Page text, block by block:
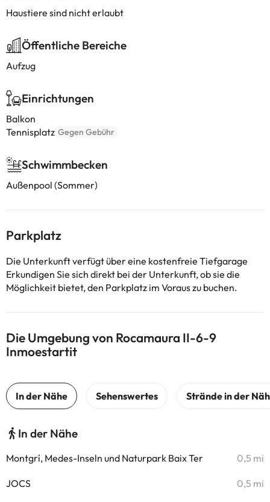
Haustiere sind nicht erlaubt
Öffentliche Bereiche
Aufzug
Einrichtungen
Balkon
Tennisplatz Gegen Gebühr
Schwimmbecken
Außenpool (Sommer)
Parkplatz
Die Unterkunft verfügt über eine kostenfreie Tiefgarage
Erkundigen Sie sich direkt bei der Unterkunft, ob sie die
Möglichkeit bietet, den Parkplatz im Voraus zu buchen.
Die Umgebung von Rocamaura II-6-9
Inmoestartit
In der Nähe
Montgrí, Medes-Inseln und Naturpark Baix Ter 0,5 mi
JOCS 0,5 mi